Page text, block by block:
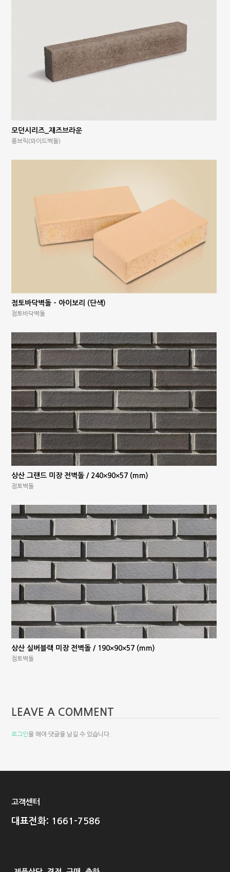
모던시리즈_재즈브라운
롱브릭(와이드벽돌)
점토바닥벽돌 – 아이보리 (단색)
점토바닥벽돌
상산 그랜드 미장 전벽돌 / 240×90×57 (mm)
점토벽돌
상산 실버블랙 미장 전벽돌 / 190×90×57 (mm)
점토벽돌
LEAVE A COMMENT
로그인을 해야 댓글을 남길 수 있습니다.
고객센터
대표전화: 1661-7586